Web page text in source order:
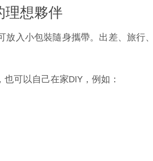
理想夥伴
放入小包裝隨身攜帶。出差、旅
可以自己在家DIY，例如：